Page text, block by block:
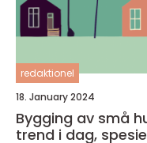
redaktionel
18. January 2024
Bygging av små
trend i dag,